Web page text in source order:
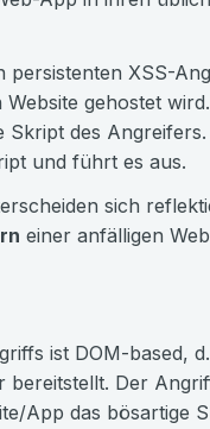
persistenten XSS-
gehostet
Skript des
und führt es aus.
sich
einer anfälligen
ist DOM-based,
bereitstellt. Der
App das bösartige